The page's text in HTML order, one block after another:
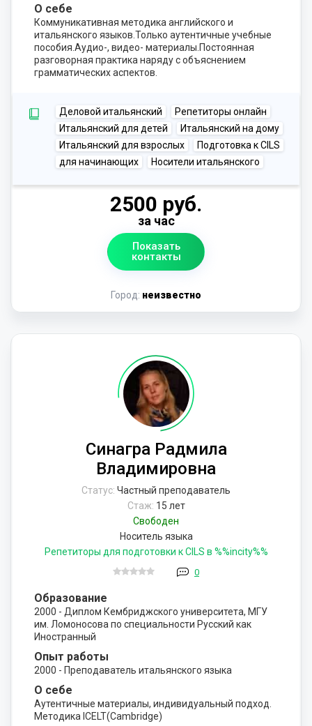
О себе
Коммуникативная методика английского и
итальянского языков.Только аутентичные учебные
пособия.Аудио-, видео- материалы.Постоянная
разговорная практика наряду с объяснением
грамматических аспектов.
Деловой итальянский
Репетиторы онлайн
Итальянский для детей
Итальянский на дому
Итальянский для взрослых
Подготовка к CILS
для начинающих
Носители итальянского
Город: неизвестно
2500 руб.
за час
Показать
контакты
Синагра Радмила
Владимировна
Статус: Частный преподаватель
Стаж: 15 лет
Свободен
Носитель языка
Репетиторы для подготовки к CILS в %%incity%%
0
Образование
2000 - Диплом Кембриджского университета, МГУ
им. Ломоносова по специальности Русский как
Иностранный
Опыт работы
2000 - Преподаватель итальянского языка
О себе
Аутентичные материалы, индивидуальный подход.
Методика ICELT(Cambridge)